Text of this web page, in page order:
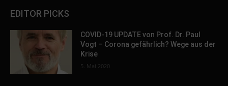
EDITOR PICKS
COVID-19 UPDATE von Prof. Dr. Paul
Vogt – Corona gefährlich? Wege aus der
Krise
5. Mai 2020